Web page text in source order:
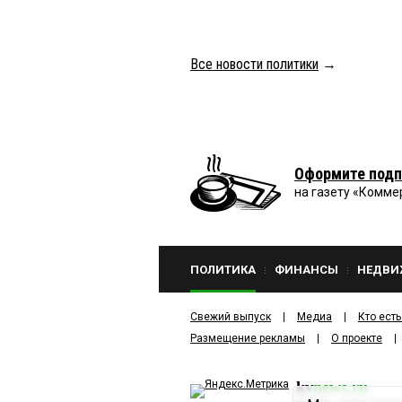
и утонем в мусоре.
бардак. Не знаем
Подопытныйомич
Гость 13 июня 2026 в
числилась
Все новости политики →
Оформите
на газету
ПОЛИТИКА ФИНАНСЫ
Свежий выпуск Медиа Кто
Размещение рекламы
О проекте
kvnews.ru